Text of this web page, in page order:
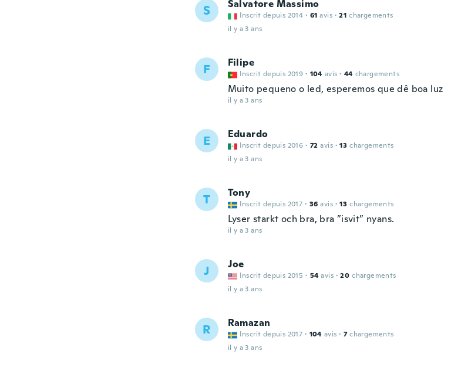
S Salvatore Massimo
Inscrit depuis 2014 · 61 avis · 21 chargements
il y a 3 ans
F Filipe
Inscrit depuis 2019 · 104 avis · 44 chargements
Muito pequeno o led, esperemos que dê boa luz
il y a 3 ans
E Eduardo
Inscrit depuis 2016 · 72 avis · 13 chargements
il y a 3 ans
T Tony
Inscrit depuis 2017 · 36 avis · 13 chargements
Lyser starkt och bra, bra ”isvit” nyans.
il y a 3 ans
J Joe
Inscrit depuis 2015 · 54 avis · 20 chargements
il y a 3 ans
R Ramazan
Inscrit depuis 2017 · 104 avis · 7 chargements
il y a 3 ans